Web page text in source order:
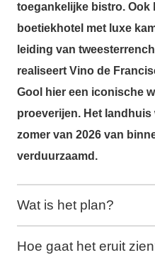
toegankelijke bistro. Ook
boetiekhotel met luxe
leiding van
realiseert Vino de
Gool hier een iconische
proeverijen. Het
zomer van 2026 van
verduurzaamd.
Wat is het plan?
Hoe gaat het eruit